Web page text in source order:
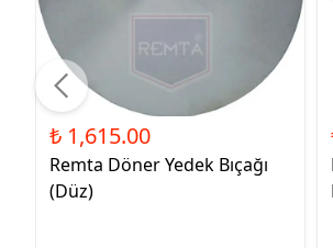
₺ 1,615.00
Remta Döner Yedek Bıçağı
(Düz)